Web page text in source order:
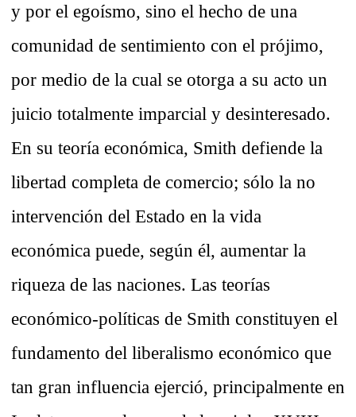
y por el egoísmo, sino el hecho de una
comunidad de sentimiento con el prójimo,
por medio de la cual se otorga a su acto un
juicio totalmente imparcial y desinteresado.
En su teoría económica, Smith defiende la
libertad completa de comercio; sólo la no
intervención del Estado en la vida
económica puede, según él, aumentar la
riqueza de las naciones. Las teorías
económico-políticas de Smith constituyen el
fundamento del liberalismo económico que
tan gran influencia ejerció, principalmente en